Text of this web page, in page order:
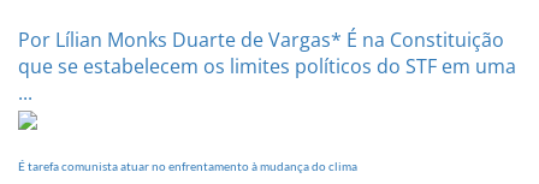
Por Lílian Monks Duarte de Vargas* É na Constituição
que se estabelecem os limites políticos do STF em uma
...
É tarefa comunista atuar no enfrentamento à mudança do clima